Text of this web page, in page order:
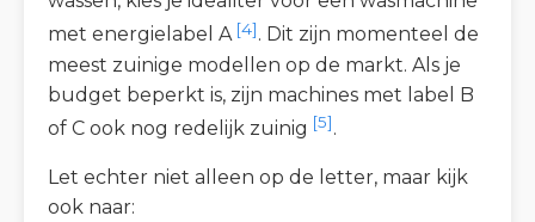
met energielabel A [4]. Dit zijn momenteel de
meest zuinige modellen op de markt. Als je
budget beperkt is, zijn machines met label B
of C ook nog redelijk zuinig [5].
Let echter niet alleen op de letter, maar kijk
ook naar: